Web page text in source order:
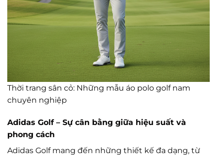
Thời trang sân cỏ: Những mẫu áo polo golf nam
chuyên nghiệp
Adidas Golf – Sự cân bằng giữa hiệu suất và
phong cách
Adidas Golf mang đến những thiết kế đa dạng, từ